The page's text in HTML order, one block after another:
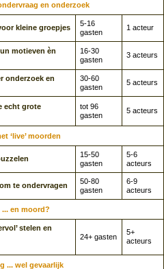
en onderzoek
kleine groepjes
5-16
gasten
1 acteur
motieven èn
16-30
gasten
3 acteurs
onderzoek en
30-60
gasten
5 acteurs
echt grote
tot 96
gasten
5 acteurs
‘live’ moorden
15-50
gasten
5-6
acteurs
te ondervragen
50-80
gasten
6-9
acteurs
en moord?
stelen en
24+ gasten
5+
acteurs
... wel gevaarlijk